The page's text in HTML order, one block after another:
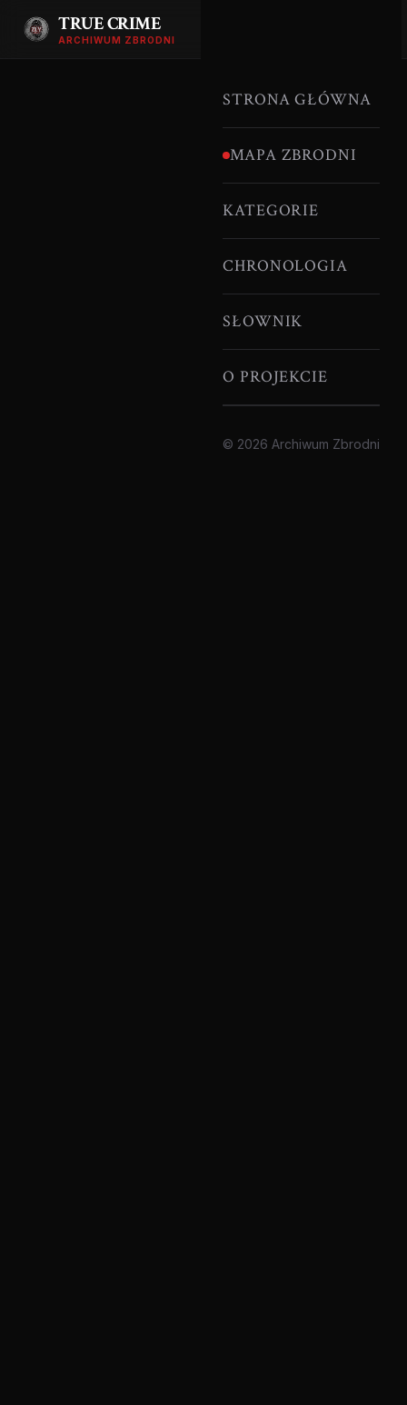
TRUE CRIME
ARCHIWUM ZBRODNI
STRONA GŁÓWNA
MAPA ZBRODNI
KATEGORIE
CHRONOLOGIA
SŁOWNIK
O PROJEKCIE
© 2026 Archiwum Zbrodni